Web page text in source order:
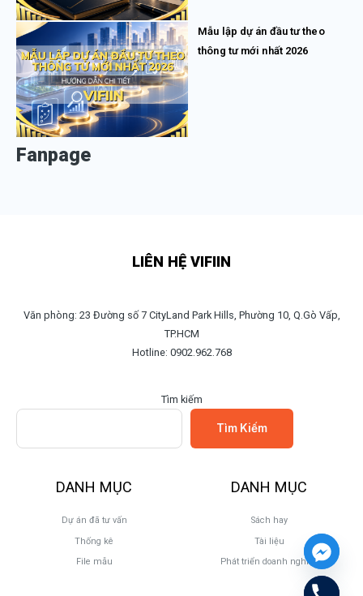
Mẫu lập dự án đầu tư theo
thông tư mới nhất 2026
Fanpage
LIÊN HỆ VIFIIN
Văn phòng: 23 Đường số 7 CityLand Park Hills, Phường 10, Q.Gò Vấp,
TP.HCM
Hotline: 0902.962.768
Tìm kiếm
Tìm Kiếm
DANH MỤC
Dự án đã tư vấn
Thống kê
File mẫu
DANH MỤC
Sách hay
Tài liệu
Phát triển doanh nghiệp